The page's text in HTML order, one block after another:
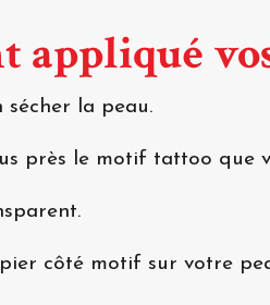
appliqué
sécher la peau.
près le motif tattoo que
côté motif sur votre